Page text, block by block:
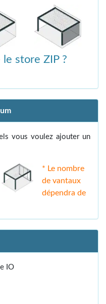
store ZIP ?
vous voulez ajouter un
* Le nombre
de vantaux
dépendra de
IO